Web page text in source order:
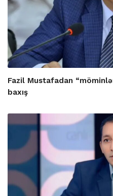
Fazil Mustafadan
baxış